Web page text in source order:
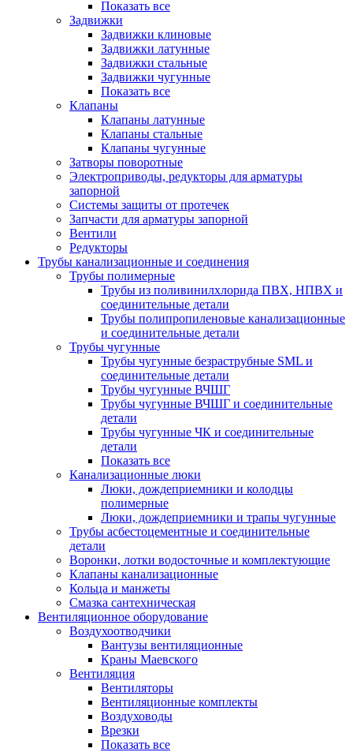
Показать все
Задвижки
Задвижки клиновые
Задвижки латунные
Задвижки стальные
Задвижки чугунные
Показать все
Клапаны
Клапаны латунные
Клапаны стальные
Клапаны чугунные
Затворы поворотные
Электроприводы, редукторы для арматуры
запорной
Системы защиты от протечек
Запчасти для арматуры запорной
Вентили
Редукторы
Трубы канализационные и соединения
Трубы полимерные
Трубы из поливинилхлорида ПВХ, НПВХ и
соединительные детали
Трубы полипропиленовые канализационные
и соединительные детали
Трубы чугунные
Трубы чугунные безраструбные SML и
соединительные детали
Трубы чугунные ВЧШГ
Трубы чугунные ВЧШГ и соединительные
детали
Трубы чугунные ЧК и соединительные
детали
Показать все
Канализационные люки
Люки, дождеприемники и колодцы
полимерные
Люки, дождеприемники и трапы чугунные
Трубы асбестоцементные и соединительные
детали
Воронки, лотки водосточные и комплектующие
Клапаны канализационные
Кольца и манжеты
Смазка сантехническая
Вентиляционное оборудование
Воздухоотводчики
Вантузы вентиляционные
Краны Маевского
Вентиляция
Вентиляторы
Вентиляционные комплекты
Воздуховоды
Врезки
Показать все